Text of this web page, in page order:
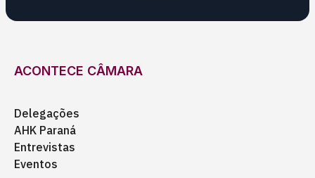
ACONTECE CÂMARA
Delegações
AHK Paraná
Entrevistas
Eventos